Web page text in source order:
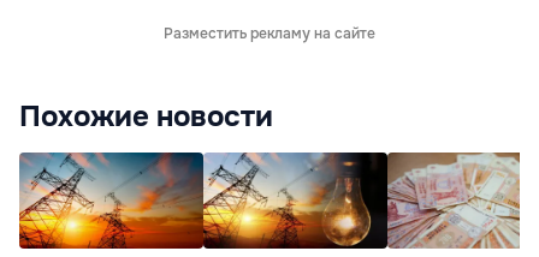
Разместить рекламу на сайте
Похожие новости